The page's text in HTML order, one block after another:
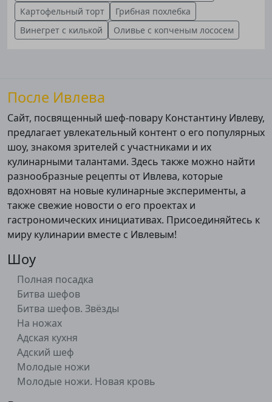
Картофельный торт
Грибная похлебка
Винегрет с килькой
Оливье с копченым лососем
После Ивлева
Сайт, посвященный шеф-повару Константину Ивлеву,
предлагает увлекательный контент о его популярных
шоу, знакомя зрителей с участниками и их
кулинарными талантами. Здесь также можно найти
разнообразные рецепты от Ивлева, которые
вдохновят на новые кулинарные эксперименты, а
также свежие новости о его проектах и
гастрономических инициативах. Присоединяйтесь к
миру кулинарии вместе с Ивлевым!
Шоу
Полная посадка
Битва шефов
Битва шефов. Звёзды
На ножах
Адская кухня
Адский шеф
Молодые ножи
Молодые ножи. Новая кровь